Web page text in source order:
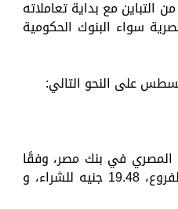
من التباين مع بداية تعاملاته
سواء البنوك الحكومية
المصري في بنك مصر، وفقًا
لشاشات التداول اللحظية بالفروع، 19.48 جنيه للشراء، و